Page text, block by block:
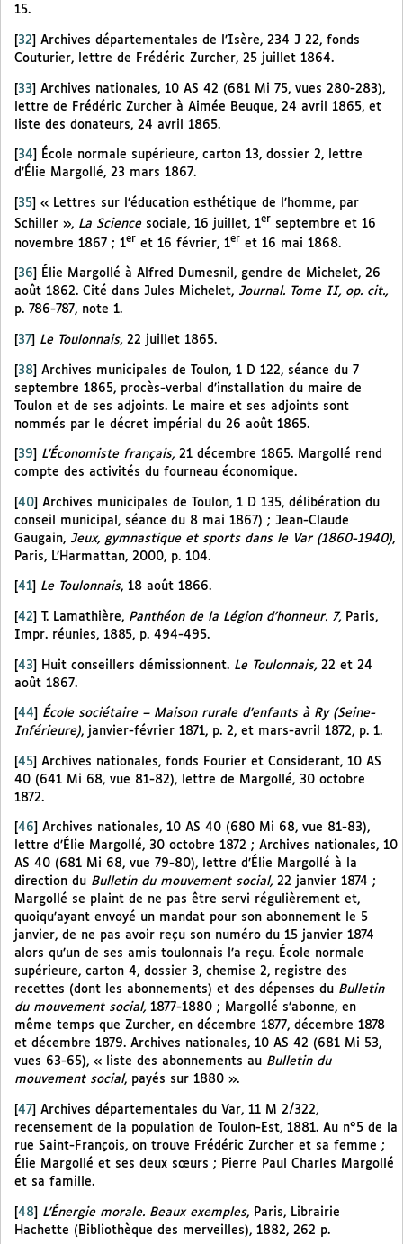
15.
32
Archives départementales de l’Isère, 234 J 22, fonds
Couturier, lettre de Frédéric Zurcher, 25 juillet 1864.
[33] Archives nationales, 10 AS 42 (681 Mi 75, vues 280-283),
lettre de Frédéric Zurcher à Aimée Beuque, 24 avril 1865, et
liste des donateurs, 24 avril 1865.
34
École normale supérieure, carton 13, dossier 2, lettre
d’Élie Margollé, 23 mars 1867.
[35] « Lettres sur l’éducation esthétique de l’homme, par
Schiller », La Science sociale, 16 juillet, 1er septembre et 16
novembre 1867 ; 1er et 16 février, 1er et 16 mai 1868.
36
Élie Margollé à Alfred Dumesnil, gendre de Michelet, 26
août 1862. Cité dans Jules Michelet, Journal. Tome II, op. cit.,
p. 786-787, note 1.
37 Le Toulonnais, 22 juillet 1865.
[38] Archives municipales de Toulon, 1 D 122, séance du 7
septembre 1865, procès-verbal d’installation du maire de
Toulon et de ses adjoints. Le maire et ses adjoints sont
nommés par le décret impérial du 26 août 1865.
39 L’Économiste français, 21 décembre 1865. Margollé rend
compte des activités du fourneau économique.
[40] Archives municipales de Toulon, 1 D 135, délibération du
conseil municipal, séance du 8 mai 1867) ; Jean-Claude
Gaugain, Jeux, gymnastique et sports dans le Var (1860-1940),
Paris, L’Harmattan, 2000, p. 104.
41 Le Toulonnais, 18 août 1866.
42 T. Lamathière, Panthéon de la Légion d’honneur. 7, Paris,
Impr. réunies, 1885, p. 494-495.
[43] Huit conseillers démissionnent. Le Toulonnais, 22 et 24
août 1867.
44
École sociétaire – Maison rurale d’enfants à Ry (Seine-
Inférieure), janvier-février 1871, p. 2, et mars-avril 1872, p. 1.
[45] Archives nationales, fonds Fourier et Considerant, 10 AS
40 (641 Mi 68, vue 81-82), lettre de Margollé, 30 octobre
1872.
46
Archives nationales, 10 AS 40 (680 Mi 68, vue 81-83),
lettre d’Élie Margollé, 30 octobre 1872 ; Archives nationales, 10
AS 40 (681 Mi 68, vue 79-80), lettre d’Élie Margollé à la
direction du Bulletin du mouvement social, 22 janvier 1874 ;
Margollé se plaint de ne pas être servi régulièrement et,
quoiqu’ayant envoyé un mandat pour son abonnement le 5
janvier, de ne pas avoir reçu son numéro du 15 janvier 1874
alors qu’un de ses amis toulonnais l’a reçu. École normale
supérieure, carton 4, dossier 3, chemise 2, registre des
recettes (dont les abonnements) et des dépenses du Bulletin
du mouvement social, 1877-1880 ; Margollé s’abonne, en
même temps que Zurcher, en décembre 1877, décembre 1878
et décembre 1879. Archives nationales, 10 AS 42 (681 Mi 53,
vues 63-65), « liste des abonnements au Bulletin du
mouvement social, payés sur 1880 ».
47
Archives départementales du Var, 11 M 2/322,
recensement de la population de Toulon-Est, 1881. Au n°5 de la
rue Saint-François, on trouve Frédéric Zurcher et sa femme ;
Élie Margollé et ses deux sœurs ; Pierre Paul Charles Margollé
et sa famille.
[48] L’Énergie morale. Beaux exemples, Paris, Librairie
Hachette (Bibliothèque des merveilles), 1882, 262 p.